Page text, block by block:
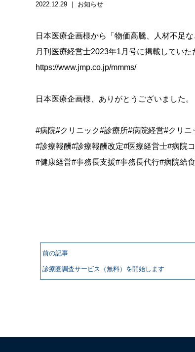
2022.12.29 ｜ お知らせ
日本医療企画様から「物価高騰、人材不足
月刊医療経営士2023年1月号に掲載していた
https://www.jmp.co.jp/mmms/
日本医療企画様、ありがとうございました。
#病院#クリニック#診療所#病院経営#クリニ
#診療報酬#診療報酬改定#医療経営士#病院
#健康経営#事務長支援#事務長代行#病院給
前の記事
診療圏調査サービス（無料）を開始します